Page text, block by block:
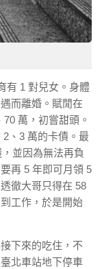
有 1 對兒女。身體
而離婚。賦閒在
萬，初嘗甜頭。
、3 萬的卡債。最
並因為無法再負
再 5 年即可月領 5
徹大哥只得在 58
工作，於是開始
下來的吃住，不
北車站地下停車